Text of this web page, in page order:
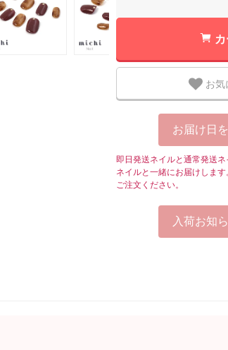
お
お届け日
即日発送ネイルと通常発送
ネイルと一緒にお届けしま
ご注文ください。
入荷お知